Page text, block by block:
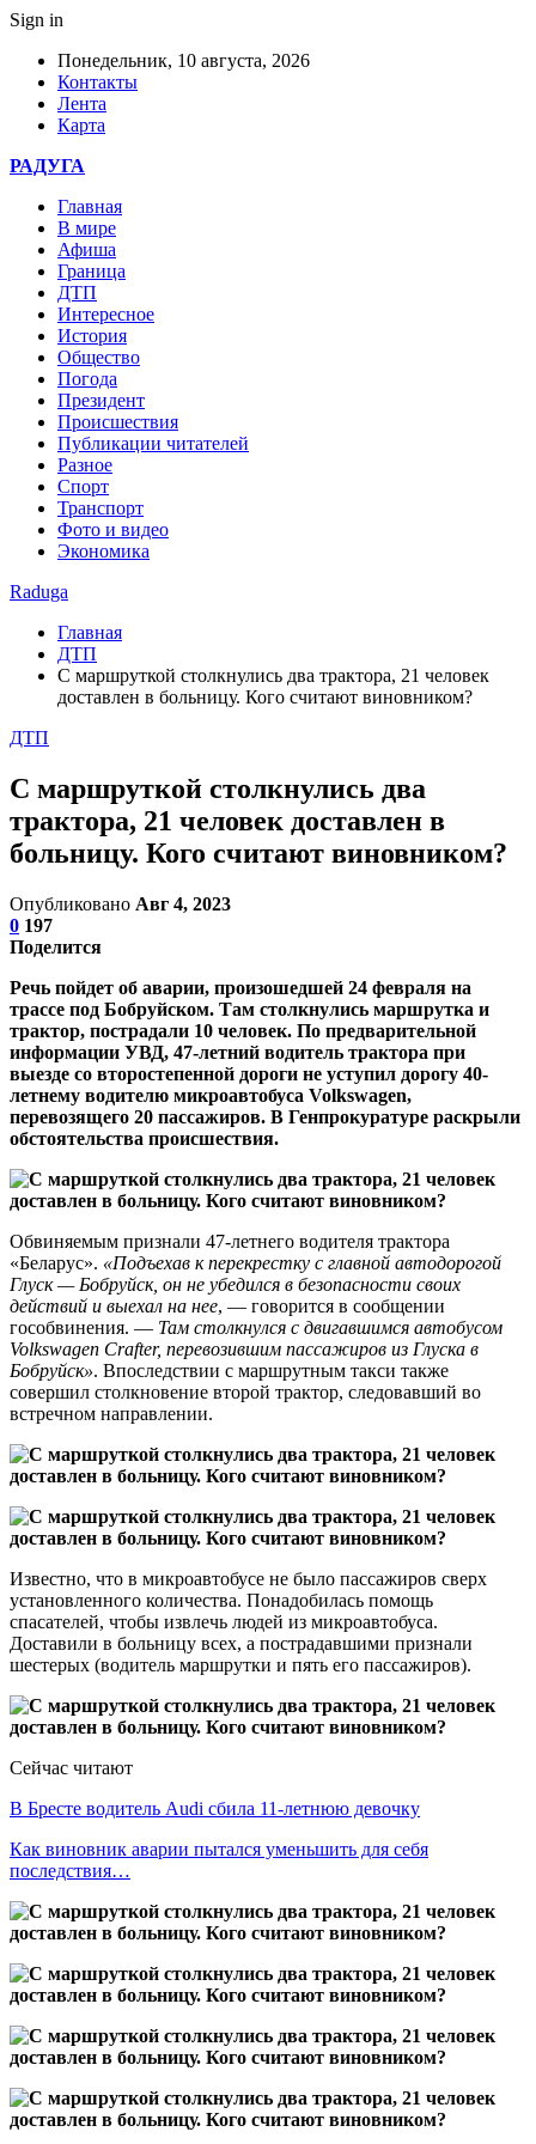
Sign in
Понедельник, 10 августа, 2026
Контакты
Лента
Карта
РАДУГА
Главная
В мире
Афиша
Граница
ДТП
Интересное
История
Общество
Погода
Президент
Происшествия
Публикации читателей
Разное
Спорт
Транспорт
Фото и видео
Экономика
Raduga
Главная
ДТП
С маршруткой столкнулись два трактора, 21 человек
доставлен в больницу. Кого считают виновником?
ДТП
С маршруткой столкнулись два
трактора, 21 человек доставлен в
больницу. Кого считают виновником?
Опубликовано Авг 4, 2023
0 197
Поделится
Речь пойдет об аварии, произошедшей 24 февраля на
трассе под Бобруйском. Там столкнулись маршрутка и
трактор, пострадали 10 человек. По предварительной
информации УВД, 47-летний водитель трактора при
выезде со второстепенной дороги не уступил дорогу 40-
летнему водителю микроавтобуса Volkswagen,
перевозящего 20 пассажиров. В Генпрокуратуре раскрыли
обстоятельства происшествия.
Обвиняемым признали 47-летнего водителя трактора
«Беларус». «Подъехав к перекрестку с главной автодорогой
Глуск — Бобруйск, он не убедился в безопасности своих
действий и выехал на нее, — говорится в сообщении
гособвинения. — Там столкнулся с двигавшимся автобусом
Volkswagen Crafter, перевозившим пассажиров из Глуска в
Бобруйск». Впоследствии с маршрутным такси также
совершил столкновение второй трактор, следовавший во
встречном направлении.
Известно, что в микроавтобусе не было пассажиров сверх
установленного количества. Понадобилась помощь
спасателей, чтобы извлечь людей из микроавтобуса.
Доставили в больницу всех, а пострадавшими признали
шестерых (водитель маршрутки и пять его пассажиров).
Сейчас читают
В Бресте водитель Audi сбила 11-летнюю девочку
Как виновник аварии пытался уменьшить для себя
последствия…